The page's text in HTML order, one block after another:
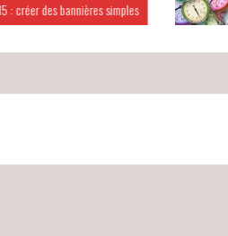
créer des bannières simples